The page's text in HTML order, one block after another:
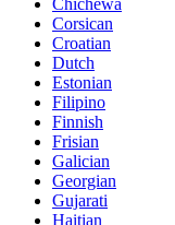
Chichewa
Corsican
Croatian
Dutch
Estonian
Filipino
Finnish
Frisian
Galician
Georgian
Gujarati
Haitian